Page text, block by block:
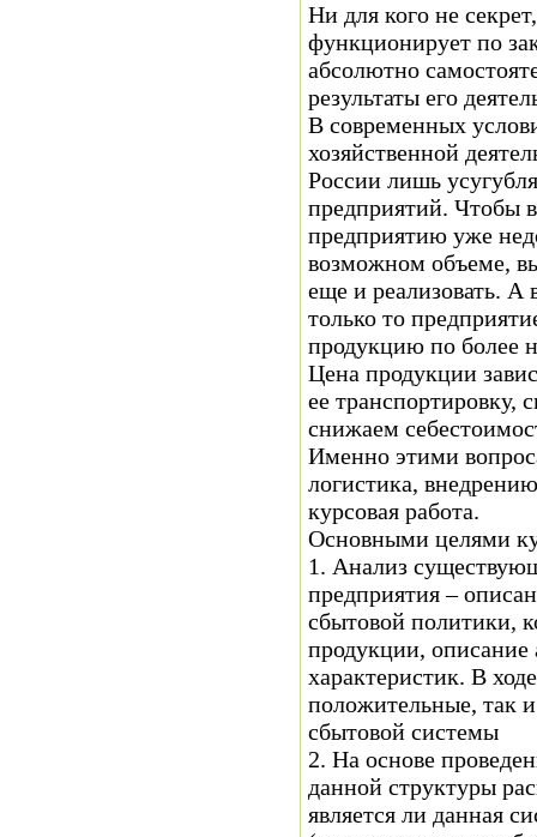
Ни для кого не
функционирует по
абсолютно
результаты его
В современных
хозяйственной
России лишь
предприятий. Чтобы
предприятию уже
возможном объеме,
еще и реализовать. А
только то
продукцию по более
Цена продукции
ее транспортировку,
снижаем
Именно этими
логистика,
курсовая работа.
Основными целями
1. Анализ
предприятия –
сбытовой политики,
продукции, описание
характеристик. В
положительные, так
сбытовой системы
2. На основе
данной структуры
является ли данная